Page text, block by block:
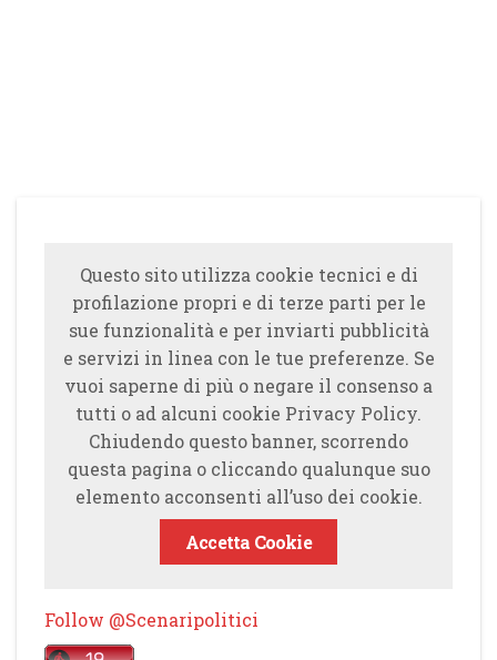
Questo sito utilizza cookie tecnici e di
profilazione propri e di terze parti per le
sue funzionalità e per inviarti pubblicità
e servizi in linea con le tue preferenze. Se
vuoi saperne di più o negare il consenso a
tutti o ad alcuni cookie Privacy Policy.
Chiudendo questo banner, scorrendo
questa pagina o cliccando qualunque suo
elemento acconsenti all’uso dei cookie.
Accetta Cookie
Follow @Scenaripolitici